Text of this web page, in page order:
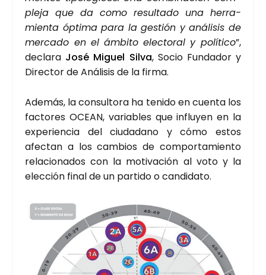
ple­ja que da como resul­ta­do una herra­
mien­ta ópti­ma para la ges­tión y aná­li­sis de
mer­ca­do en el ámbi­to elec­to­ral y polí­ti­co”,
decla­ra José Miguel Sil­va, Socio Fun­da­dor y
Direc­tor de Aná­li­sis de la fir­ma.
Ade­más, la con­sul­to­ra ha teni­do en cuen­ta los
fac­to­res OCEAN, varia­bles que influ­yen en la
expe­rien­cia del ciu­da­dano y cómo estos
afec­tan a los cam­bios de com­por­ta­mien­to
rela­cio­na­dos con la moti­va­ción al voto y la
elec­ción final de un par­ti­do o can­di­da­to.